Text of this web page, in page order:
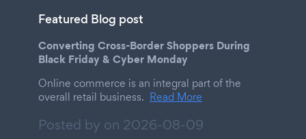
Featured Blog post
Converting Cross-Border Shoppers During
Black Friday & Cyber Monday
Online commerce is an integral part of the
overall retail business. Read More
Posted by on 2026-08-09